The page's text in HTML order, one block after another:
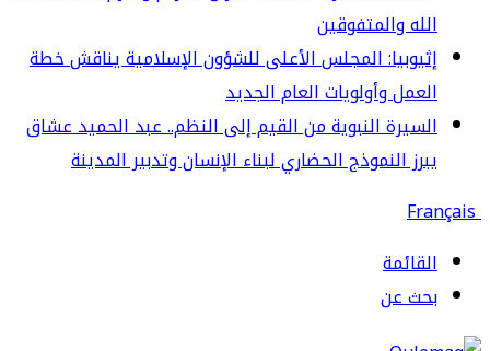
والمتفوقين
المجلس الأعلى للشؤون الإسلامية يناقش خطة
وأولويات العام الجديد
النبوية من القيم إلى النظم.. عبد الحميد عشاق
النموذج الحضاري لبناء الإنسان وتدبير المدينة
عن